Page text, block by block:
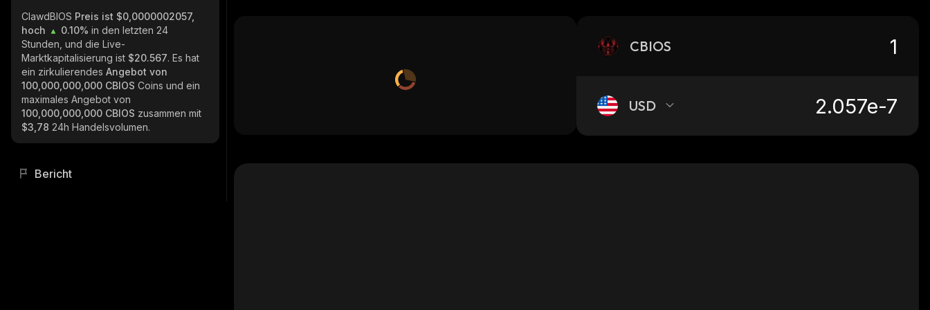
ClawdBIOS Preis ist $0,0000002057,
hoch
0.10% in den letzten 24
Stunden, und die Live-
Marktkapitalisierung ist $20.567. Es hat
ein zirkulierendes Angebot von
100,000,000,000 CBIOS Coins und ein
maximales Angebot von
100,000,000,000 CBIOS zusammen mit
$3,78 24h Handelsvolumen.
Bericht
CBIOS
USD